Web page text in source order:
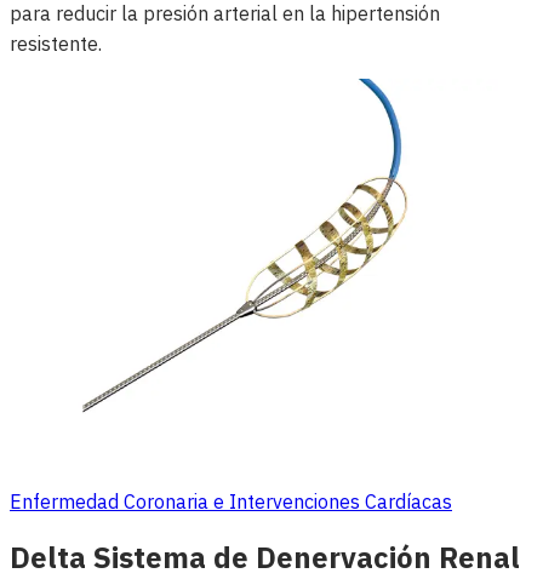
para reducir la presión arterial en la hipertensión
resistente.
Enfermedad Coronaria e Intervenciones Cardíacas
Delta Sistema de Denervación Renal